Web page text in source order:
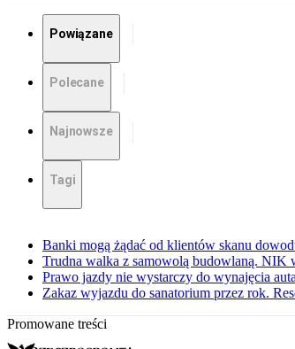
Powiązane
Polecane
Najnowsze
Tagi
Banki mogą żądać od klientów skanu
Trudna walka z samowolą budowlaną.
Prawo jazdy nie wystarczy do wynajęcia
Zakaz wyjazdu do sanatorium przez rok.
Promowane treści